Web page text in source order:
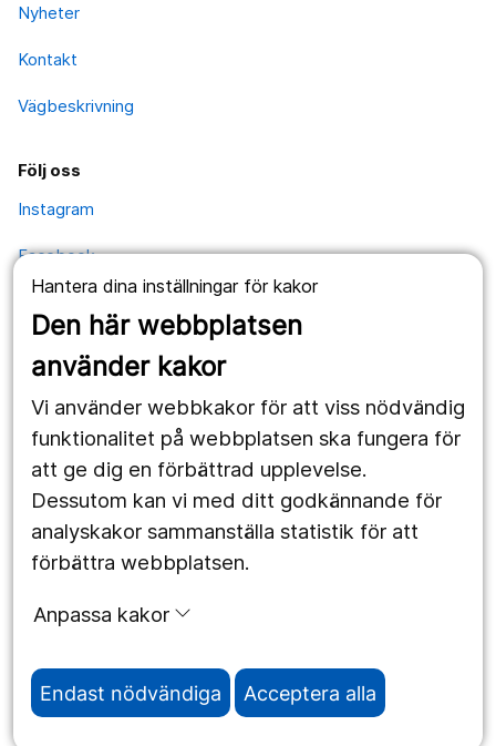
Hantera dina inställningar för kakor
Den här webbplatsen
använder kakor
Vi använder webbkakor för att viss nödvändig
funktionalitet på webbplatsen ska fungera för
att ge dig en förbättrad upplevelse.
Dessutom kan vi med ditt godkännande för
analyskakor sammanställa statistik för att
förbättra webbplatsen.
Anpassa kakor
Endast nödvändiga Acceptera alla
Nyheter
Kontakt
Vägbeskrivning
Följ oss
Instagram
Facebook
Kontakt
Postadress
Kävesta folkhögskola
Kävesta 180
697 94 Sköllersta
Telefon 019-602 49 50